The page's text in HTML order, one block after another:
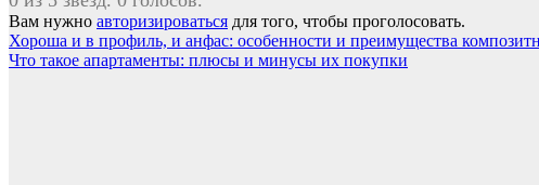
Вам нужно авторизироваться для того, чтобы проголосовать.
Навигация
по
Хороша и в профиль, и анфас: особенности и преимущества
Что такое апартаменты: плюсы и минусы их покупки